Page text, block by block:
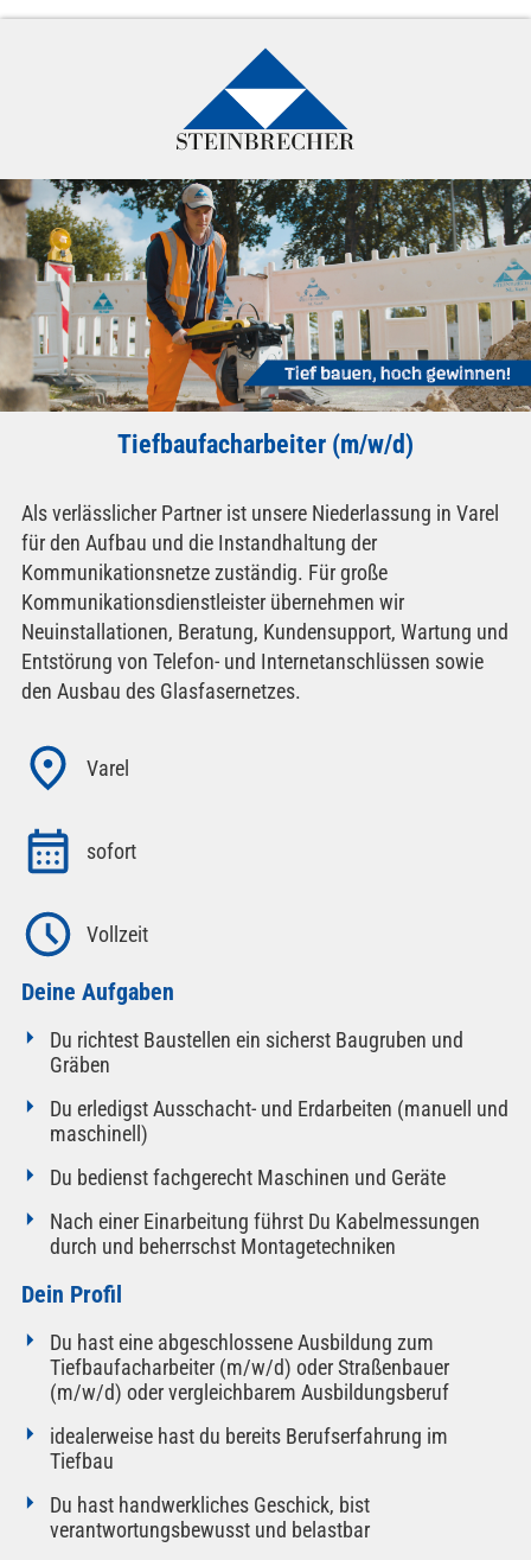
Tiefbaufacharbeiter (m/w/d)
Als verlässlicher Partner ist unsere Niederlassung in Varel
für den Aufbau und die Instandhaltung der
Kommunikationsnetze zuständig. Für große
Kommunikationsdienstleister übernehmen wir
Neuinstallationen, Beratung, Kundensupport, Wartung und
Entstörung von Telefon- und Internetanschlüssen sowie
den Ausbau des Glasfasernetzes.
Varel
sofort
Vollzeit
Deine Aufgaben
Du richtest Baustellen ein sicherst Baugruben und
Gräben
Du erledigst Ausschacht- und Erdarbeiten (manuell und
maschinell)
Du bedienst fachgerecht Maschinen und Geräte
Nach einer Einarbeitung führst Du Kabelmessungen
durch und beherrschst Montagetechniken
Dein Profil
Du hast eine abgeschlossene Ausbildung zum
Tiefbaufacharbeiter (m/w/d) oder Straßenbauer
(m/w/d) oder vergleichbarem Ausbildungsberuf
idealerweise hast du bereits Berufserfahrung im
Tiefbau
Du hast handwerkliches Geschick, bist
verantwortungsbewusst und belastbar